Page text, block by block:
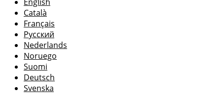
Català
Français
Русский
Nederlands
Noruego
Suomi
Deutsch
Svenska